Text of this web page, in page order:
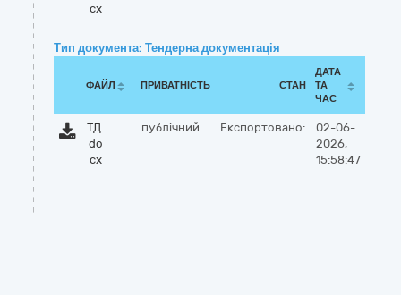
cx
Тип документа: Тендерна документація
ФАЙЛ ПРИВАТНІСТЬ СТАН
ДАТА
ТА
ЧАС
ТД.
do
cx
публічний Експортовано:
02-06-
2026,
15:58:47